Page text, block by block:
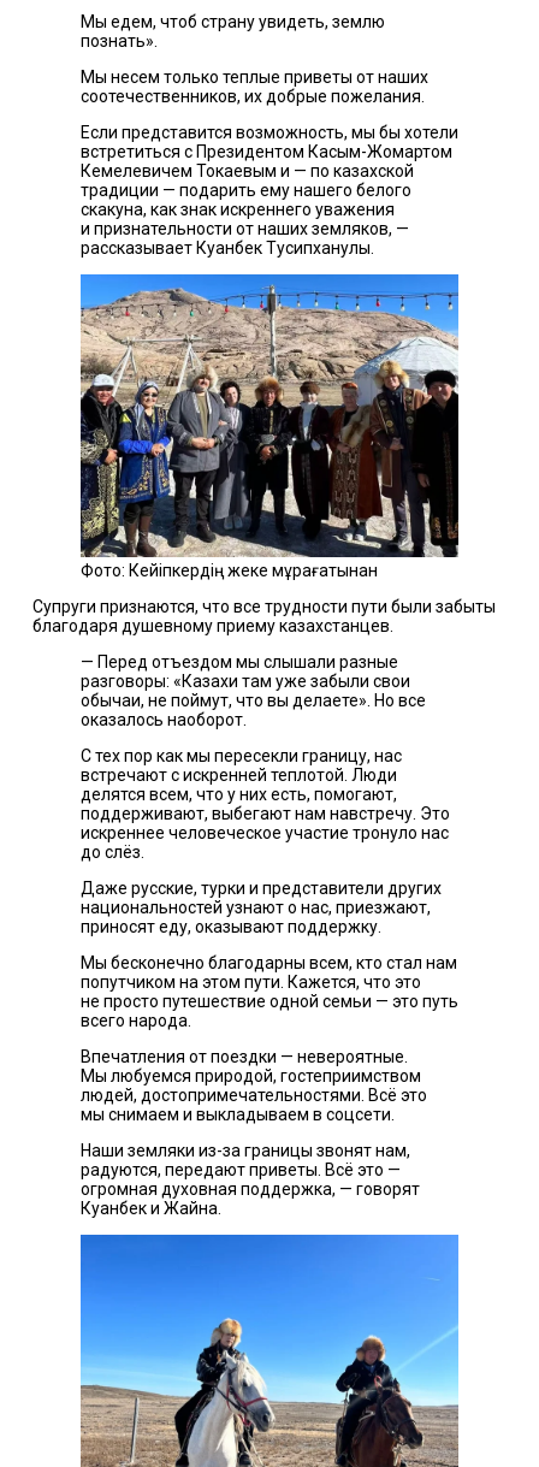
Мы едем, чтоб страну увидеть, землю
познать».
Мы несем только теплые приветы от наших
соотечественников, их добрые пожелания.
Если представится возможность, мы бы хотели
встретиться с Президентом Касым-Жомартом
Кемелевичем Токаевым и — по казахской
традиции — подарить ему нашего белого
скакуна, как знак искреннего уважения
и признательности от наших земляков, —
рассказывает Куанбек Тусипханулы.
Фото: Кейіпкердің жеке мұрағатынан
Супруги признаются, что все трудности пути были забыты
благодаря душевному приему казахстанцев.
— Перед отъездом мы слышали разные
разговоры: «Казахи там уже забыли свои
обычаи, не поймут, что вы делаете». Но все
оказалось наоборот.
С тех пор как мы пересекли границу, нас
встречают с искренней теплотой. Люди
делятся всем, что у них есть, помогают,
поддерживают, выбегают нам навстречу. Это
искреннее человеческое участие тронуло нас
до слёз.
Даже русские, турки и представители других
национальностей узнают о нас, приезжают,
приносят еду, оказывают поддержку.
Мы бесконечно благодарны всем, кто стал нам
попутчиком на этом пути. Кажется, что это
не просто путешествие одной семьи — это путь
всего народа.
Впечатления от поездки — невероятные.
Мы любуемся природой, гостеприимством
людей, достопримечательностями. Всё это
мы снимаем и выкладываем в соцсети.
Наши земляки из-за границы звонят нам,
радуются, передают приветы. Всё это —
огромная духовная поддержка, — говорят
Куанбек и Жайна.